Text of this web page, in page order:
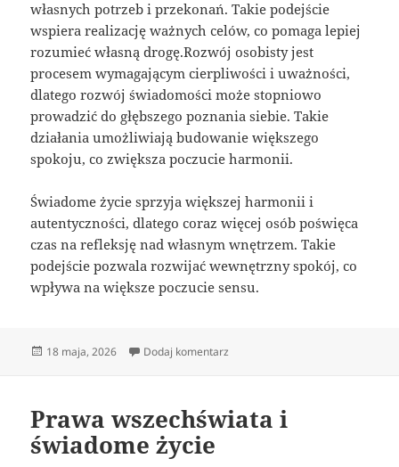
własnych potrzeb i przekonań. Takie podejście
wspiera realizację ważnych celów, co pomaga lepiej
rozumieć własną drogę.Rozwój osobisty jest
procesem wymagającym cierpliwości i uważności,
dlatego rozwój świadomości może stopniowo
prowadzić do głębszego poznania siebie. Takie
działania umożliwiają budowanie większego
spokoju, co zwiększa poczucie harmonii.
Świadome życie sprzyja większej harmonii i
autentyczności, dlatego coraz więcej osób poświęca
czas na refleksję nad własnym wnętrzem. Takie
podejście pozwala rozwijać wewnętrzny spokój, co
wpływa na większe poczucie sensu.
Data
18 maja, 2026 Dodaj komentarz
Prawa wszechświata i
świadome życie